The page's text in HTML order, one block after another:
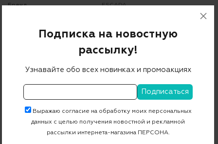
Бренд ESCADA
68% вискоза 27% полиамид 5% эластан
Артикул
Бесплатная примерка в пункте выдачи
Подписка на новостную
рассылку!
Узнавайте обо всех новинках и промоакциях
Выражаю согласие на обработку моих персональных
данных с целью получения новостной и рекламной
рассылки интернета-магазина ПЕРСОНА.